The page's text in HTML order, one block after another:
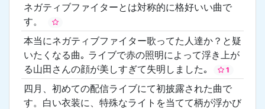
ネガティブファイターとは対称的に格好いい曲で
す。
本当にネガティブファイター歌ってた人達か？と疑
いたくなる曲｡ ライブで赤の照明によって浮き上が
る山田さんの顔が美しすぎて失明しました｡
1
四月、初めての配信ライブにて初披露された曲で
す。白い衣装に、特殊なライトを当てて柄が浮かび